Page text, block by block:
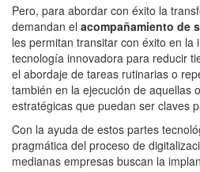
Pero, para abordar con éxito la
demandan el acompañamiento de
les permitan transitar con éxito en la
tecnología innovadora para reducir
el abordaje de tareas rutinarias o
también en la ejecución de aquellas
estratégicas que puedan ser claves
Con la ayuda de estos partes
pragmática del proceso de
medianas empresas buscan la